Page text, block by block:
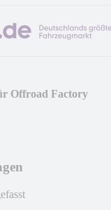
Offroad Factory